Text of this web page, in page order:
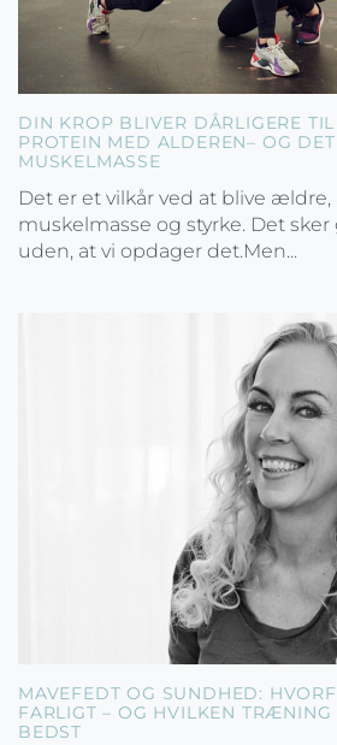
DIN KROP BLIVER DÅRLIGERE
PROTEIN MED ALDEREN– OG
MUSKELMASSE
Det er et vilkår ved at blive ældre,
muskelmasse og styrke. Det sker
uden, at vi opdager det.Men...
MAVEFEDT OG SUNDHED:
FARLIGT – OG HVILKEN TRÆNING
BEDST